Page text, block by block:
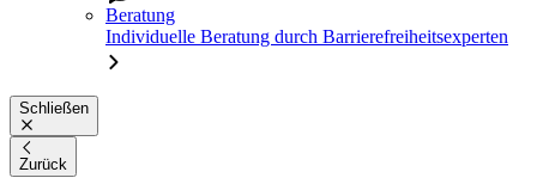
Beratung
Individuelle Beratung durch Barrierefreiheitsexperten
Schließen
Zurück